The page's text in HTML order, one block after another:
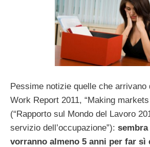
Pessime notizie quelle che arrivano
Work Report 2011, “Making
(“Rapporto sul Mondo del Lavoro
servizio dell’occupazione”):
vorranno almeno 5 anni per far sì